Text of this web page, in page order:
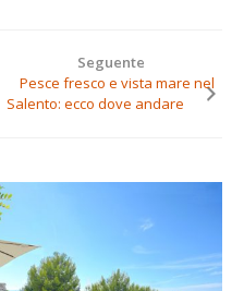
Seguente
Pesce fresco e vista mare nel
Salento: ecco dove andare